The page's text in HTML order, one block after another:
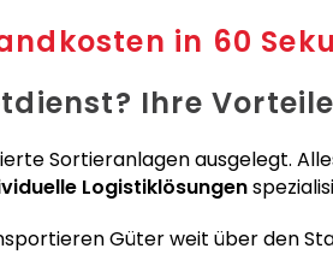
in 60
Ihre Vorteile
Sortieranlagen ausgelegt.
Logistiklösungen
Güter weit über den